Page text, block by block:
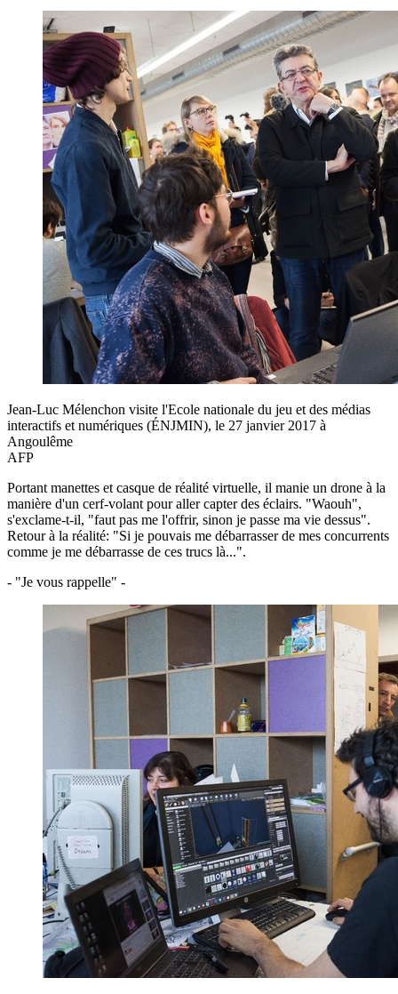
Jean-Luc Mélenchon visite l'Ecole nationale du jeu et des médias
interactifs et numériques (ÉNJMIN), le 27 janvier 2017 à
Angoulême
AFP
Portant manettes et casque de réalité virtuelle, il manie un drone à la
manière d'un cerf-volant pour aller capter des éclairs. "Waouh",
s'exclame-t-il, "faut pas me l'offrir, sinon je passe ma vie dessus".
Retour à la réalité: "Si je pouvais me débarrasser de mes concurrents
comme je me débarrasse de ces trucs là...".
- "Je vous rappelle" -